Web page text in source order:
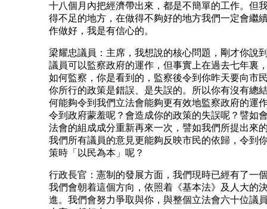
十八個月內把經濟帶出來，都是不簡單的工作。但
得不足的地方，在做得不夠好的地方我們一定會繼
作做好，我是有信心的。
梁耀忠議員：主席，我想說的核心問題，剛才你說
議員可以監察政府的運作，但事實上在過去七年裏
如何監察，你是看到的，監察後令到你昨天要向市
你所行的政策是錯誤、是失誤的。所以你有沒有總
何能夠令到我們立法會能夠更有效地監察政府的運
令到政府蒙羞呢？會造成你的政策的失誤呢？譬如
法會的組成成分重新再來一次，譬如我們所提出來
我們所有議員的意見更能夠反映市民的依歸，令到
策時「以民為本」呢？
行政長官：憲制的發展方面，我們現時已經有了一
我們會朝着這個方向，依照着《基本法》及人大的
進。我們會努力爭取與你，與整個立法會六十位議